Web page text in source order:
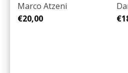
Marco Atzeni
€20,00
€